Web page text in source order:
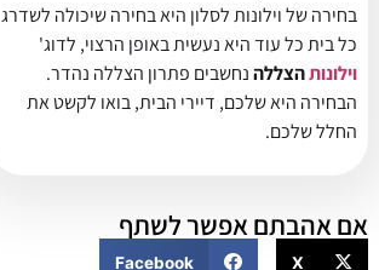
בחירה של וילונות לסלון היא בחירה שיכולה לשדרג
כל בית כל עוד היא נעשית באופן הרצוי, לדוג'
וילונותהצללהנחשבים פתרון הצללה נהדר.
הבחירה היא שלכם, דיירי הבית, בואו לקשט את
החלל שלכם.
אם אהבתם אפשר לשתף
X
Facebook